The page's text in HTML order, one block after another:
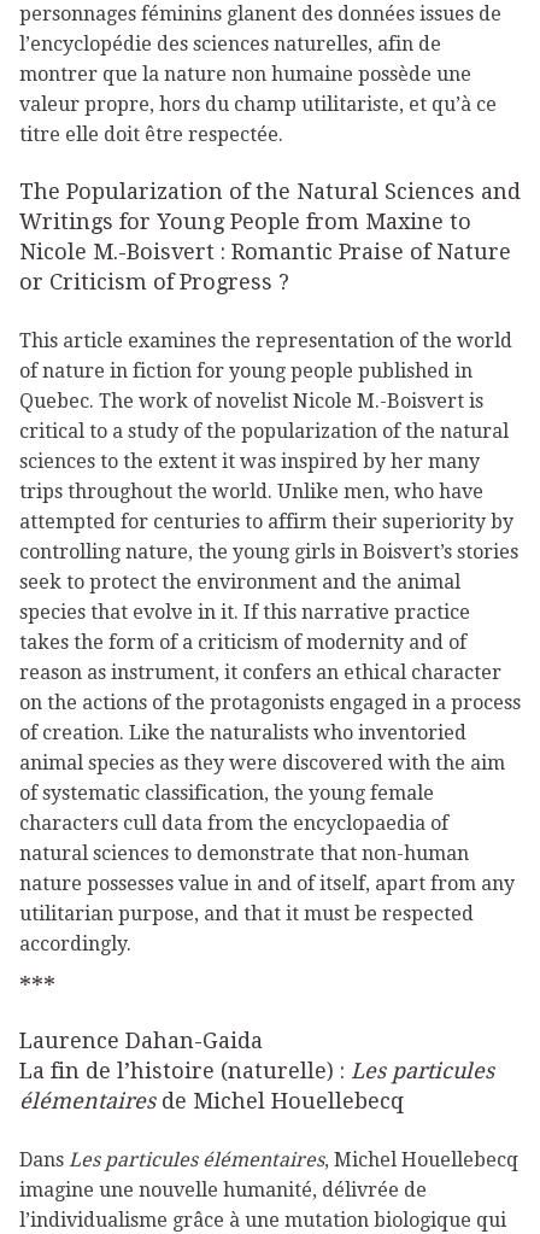
personnages féminins glanent des données issues de
l’encyclopédie des sciences naturelles, afin de
montrer que la nature non humaine possède une
valeur propre, hors du champ utilitariste, et qu’à ce
titre elle doit être respectée.
The Popularization of the Natural Sciences and
Writings for Young People from Maxine to
Nicole M.-Boisvert : Romantic Praise of Nature
or Criticism of Progress ?
This article examines the representation of the world
of nature in fiction for young people published in
Quebec. The work of novelist Nicole M.-Boisvert is
critical to a study of the popularization of the natural
sciences to the extent it was inspired by her many
trips throughout the world. Unlike men, who have
attempted for centuries to affirm their superiority by
controlling nature, the young girls in Boisvert’s stories
seek to protect the environment and the animal
species that evolve in it. If this narrative practice
takes the form of a criticism of modernity and of
reason as instrument, it confers an ethical character
on the actions of the protagonists engaged in a process
of creation. Like the naturalists who inventoried
animal species as they were discovered with the aim
of systematic classification, the young female
characters cull data from the encyclopaedia of
natural sciences to demonstrate that non-human
nature possesses value in and of itself, apart from any
utilitarian purpose, and that it must be respected
accordingly.
***
Laurence Dahan-Gaida
La fin de l’histoire (naturelle) : Les particules
élémentairesde Michel Houellebecq
Dans Les particules élémentaires, Michel Houellebecq
imagine une nouvelle humanité, délivrée de
l’individualisme grâce à une mutation biologique qui